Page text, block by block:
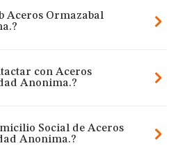
Aceros Ormazabal
con Aceros
Anonima.?
Social de Aceros
Anonima.?